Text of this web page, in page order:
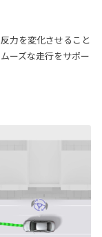
力を変化させること
ーズな走行をサポー